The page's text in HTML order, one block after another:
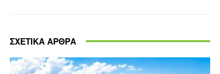
ΣΧΕΤΙΚΑ ΑΡΘΡΑ